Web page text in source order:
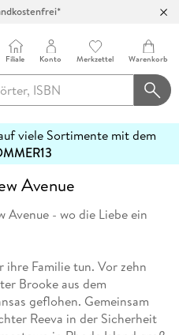
100 Filialen
Filiale Konto Merkzettel Warenkorb
viele Sortimente mit dem
Avenue
Avenue - wo die Liebe ein
Familie tun. Vor zehn
Brooke aus dem
geflohen. Gemeinsam
Reeva in der Sicherheit